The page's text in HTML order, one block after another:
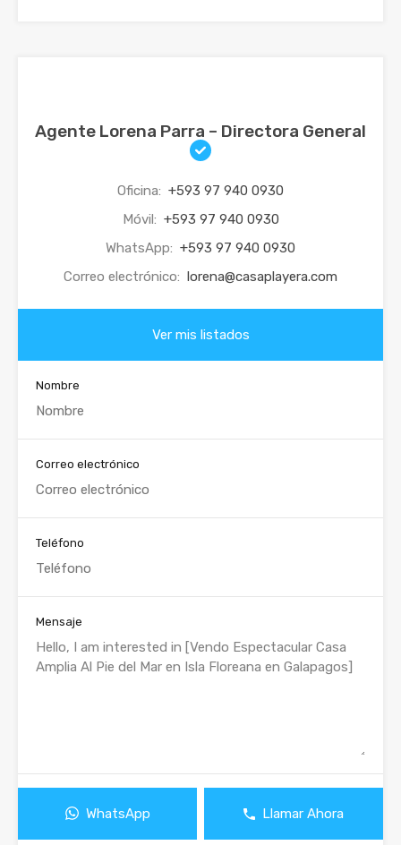
Agente Lorena Parra – Directora General
Oficina: +593 97 940 0930
Móvil: +593 97 940 0930
WhatsApp: +593 97 940 0930
Correo electrónico:
lorena@casaplayera.com
Ver mis listados
Nombre
Correo electrónico
Teléfono
Mensaje
WhatsApp Llamar Ahora